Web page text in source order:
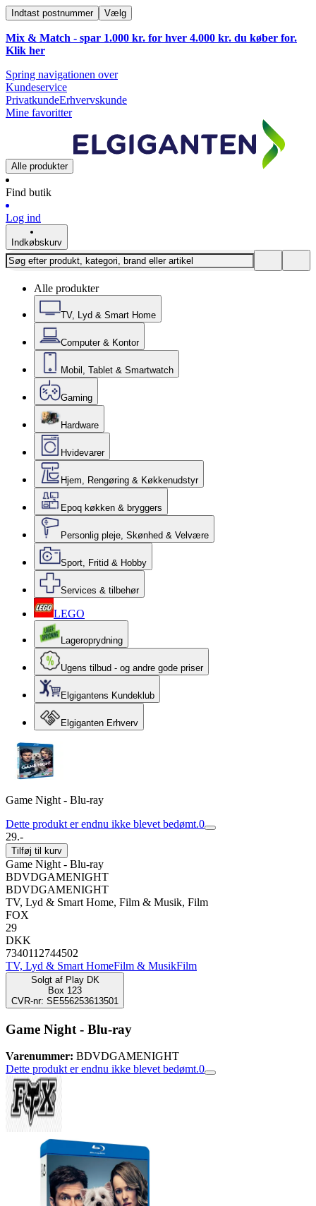
Indtast postnummer Vælg
Mix & Match - spar 1.000 kr. for hver 4.000 kr. du køber for.
Klik her
Spring navigationen over
Kundeservice
PrivatkundeErhvervskunde
Mine favoritter
Alle produkter
Find butik
Log ind
Indkøbskurv
Alle produkter
TV, Lyd & Smart Home
Computer & Kontor
Mobil, Tablet & Smartwatch
Gaming
Hardware
Hvidevarer
Hjem, Rengøring & Køkkenudstyr
Epoq køkken & bryggers
Personlig pleje, Skønhed & Velvære
Sport, Fritid & Hobby
Services & tilbehør
LEGO
Lageroprydning
Ugens tilbud - og andre gode priser
Elgigantens Kundeklub
Elgiganten Erhverv
Game Night - Blu-ray
Dette produkt er endnu ikke blevet bedømt.0
29.-
Tilføj til kurv
Game Night - Blu-ray
BDVDGAMENIGHT
BDVDGAMENIGHT
TV, Lyd & Smart Home, Film & Musik, Film
FOX
29
DKK
7340112744502
TV, Lyd & Smart HomeFilm & MusikFilm
Solgt af Play DK
Box 123
CVR-nr: SE556253613501
Game Night - Blu-ray
Varenummer: BDVDGAMENIGHT
Dette produkt er endnu ikke blevet bedømt.0